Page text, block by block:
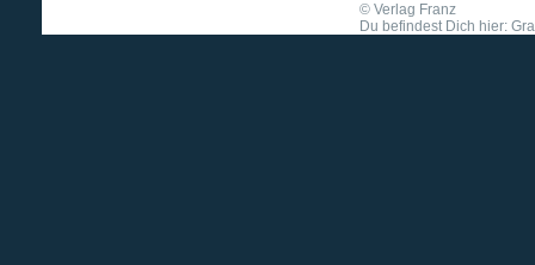
© Verlag Franz
Du befindest Dich hier: